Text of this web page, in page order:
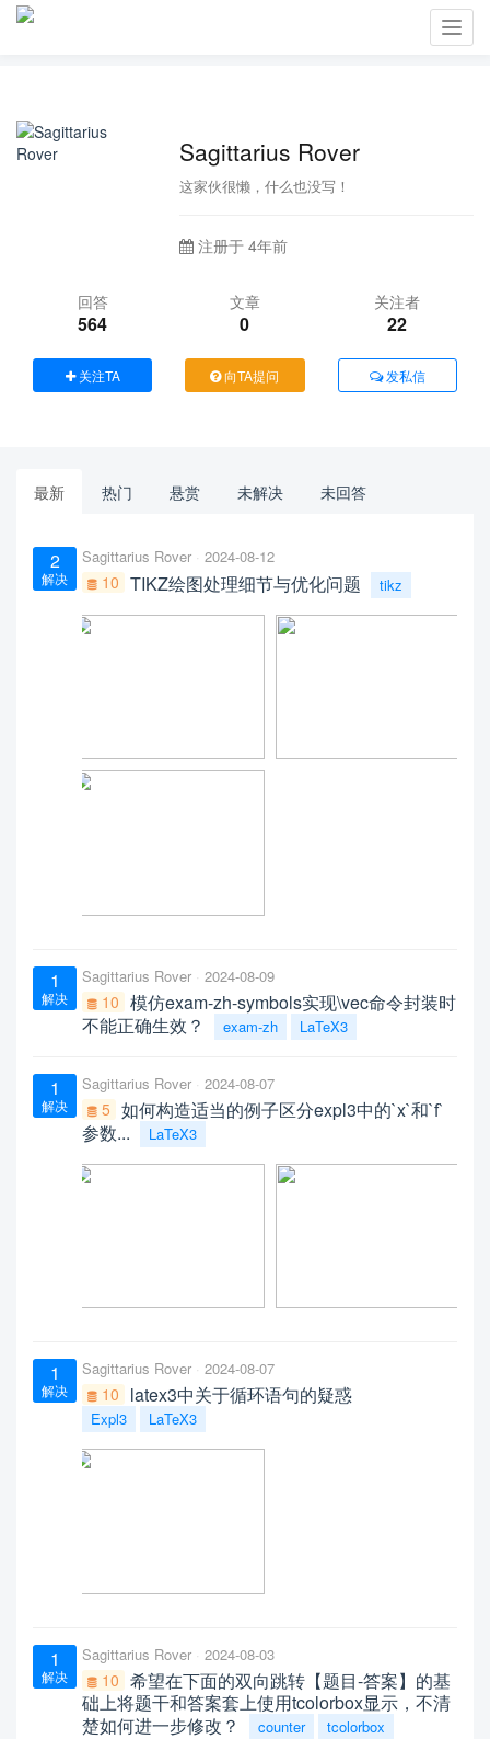
Sagittarius Rover
这家伙很懒，什么也没写！
注册于 4年前
回答
564
文章
0
关注者
22
关注TA 向TA提问 发私信
最新 热门 悬赏 未解决 未回答
2
解决
Sagittarius Rover 2024-08-12
10 TIKZ绘图处理细节与优化问题 tikz
1
解决
Sagittarius Rover 2024-08-09
10 模仿exam-zh-symbols实现\vec命令封装时
不能正确生效？
exam-zh LaTeX3
1
解决
Sagittarius Rover 2024-08-07
5 如何构造适当的例子区分expl3中的`x`和`f`
参数...
LaTeX3
1
解决
Sagittarius Rover 2024-08-07
10 latex3中关于循环语句的疑惑
Expl3 LaTeX3
1
解决
Sagittarius Rover 2024-08-03
10 希望在下面的双向跳转【题目-答案】的基
础上将题干和答案套上使用tcolorbox显示，不清
楚如何进一步修改？
counter tcolorbox